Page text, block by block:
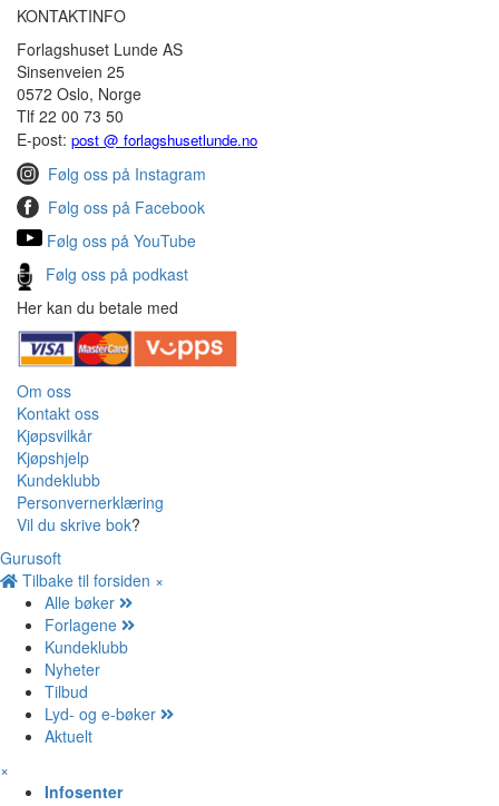
KONTAKTINFO
Forlagshuset Lunde AS
Sinsenveien 25
0572 Oslo, Norge
Tlf 22 00 73 50
E-post: post @ forlagshusetlunde.no
Følg oss på Instagram
Følg oss på Facebook
Følg oss på YouTube
Følg oss på podkast
Her kan du betale med
Om oss
Kontakt oss
Kjøpsvilkår
Kjøpshjelp
Kundeklubb
Personvernerklæring
Vil du skrive bok?
Gurusoft
Tilbake til forsiden ×
Alle bøker
Forlagene
Kundeklubb
Nyheter
Tilbud
Lyd- og e-bøker
Aktuelt
×
Infosenter